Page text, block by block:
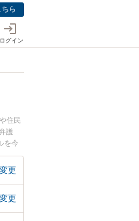
ら
ログイン
住民
護
を今
予約し
変更
変更